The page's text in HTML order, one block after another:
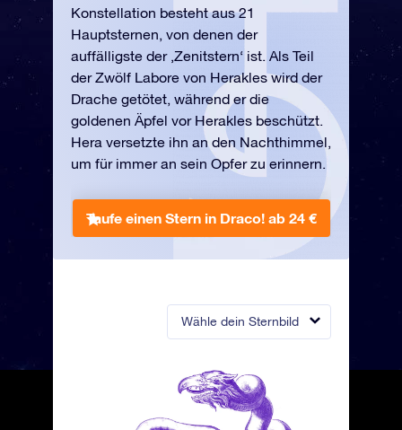
Wähle dein Sternbild
Konstellation besteht aus 21
Hauptsternen, von denen der
auffälligste der ‚Zenitstern‘ ist. Als Teil
der Zwölf Labore von Herakles wird der
Drache getötet, während er die
goldenen Äpfel vor Herakles beschützt.
Hera versetzte ihn an den Nachthimmel,
um für immer an sein Opfer zu erinnern.
Taufe einen Stern in Draco! ab 24 €